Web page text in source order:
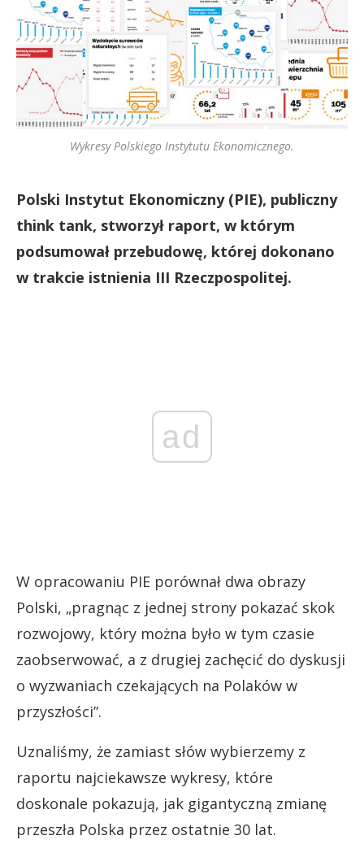
Wykresy Polskiego Instytutu Ekonomicznego.
Polski Instytut Ekonomiczny (PIE), publiczny
think tank, stworzył raport, w którym
podsumował przebudowę, której dokonano
w trakcie istnienia III Rzeczpospolitej.
ad
W opracowaniu PIE porównał dwa obrazy
Polski, „pragnąc z jednej strony pokazać skok
rozwojowy, który można było w tym czasie
zaobserwować, a z drugiej zachęcić do dyskusji
o wyzwaniach czekających na Polaków w
przyszłości”.
Uznaliśmy, że zamiast słów wybierzemy z
raportu najciekawsze wykresy, które
doskonale pokazują, jak gigantyczną zmianę
przeszła Polska przez ostatnie 30 lat.